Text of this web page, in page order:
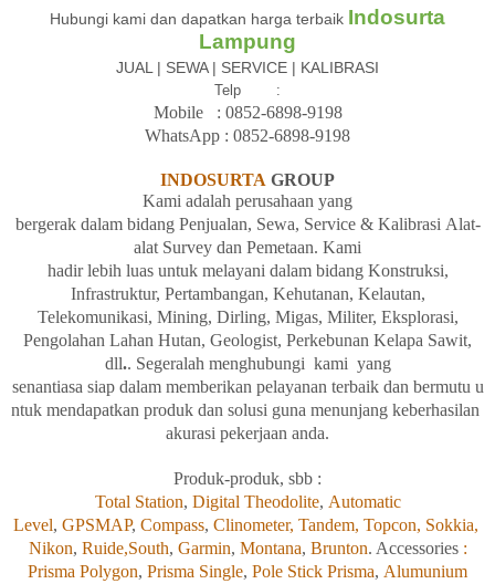
Hubungi kami dan dapatkan harga terbaik Indosurta
Lampung
JUAL | SEWA | SERVICE | KALIBRASI
Telp :
Mobile : 0852-6898-9198
WhatsApp : 0852-6898-9198
INDOSURTA GROUP
Kami adalah perusahaan yang
bergerak dalam bidang Penjualan, Sewa, Service & Kalibrasi Alat-
alat Survey dan Pemetaan. Kami
hadir lebih luas untuk melayani dalam bidang Konstruksi,
Infrastruktur, Pertambangan, Kehutanan, Kelautan,
Telekomunikasi, Mining, Dirling, Migas, Militer, Eksplorasi,
Pengolahan Lahan Hutan, Geologist, Perkebunan Kelapa Sawit,
dll.. Segeralah menghubungi kami yang
senantiasa siap dalam memberikan pelayanan terbaik dan bermutu u
ntuk mendapatkan produk dan solusi guna menunjang keberhasilan
akurasi pekerjaan anda.
Produk-produk, sbb :
Total Station, Digital Theodolite, Automatic
Level, GPSMAP, Compass, Clinometer, Tandem, Topcon, Sokkia,
Nikon, Ruide,South, Garmin, Montana, Brunton. Accessories :
Prisma Polygon, Prisma Single, Pole Stick Prisma, Alumunium